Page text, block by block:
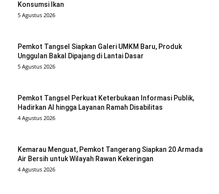
Konsumsi Ikan
5 Agustus 2026
Pemkot Tangsel Siapkan Galeri UMKM Baru, Produk
Unggulan Bakal Dipajang di Lantai Dasar
5 Agustus 2026
Pemkot Tangsel Perkuat Keterbukaan Informasi Publik,
Hadirkan AI hingga Layanan Ramah Disabilitas
4 Agustus 2026
Kemarau Menguat, Pemkot Tangerang Siapkan 20 Armada
Air Bersih untuk Wilayah Rawan Kekeringan
4 Agustus 2026